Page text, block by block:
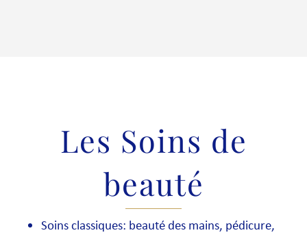
Les Soins de
beauté
Soins classiques: beauté des mains, pédicure,